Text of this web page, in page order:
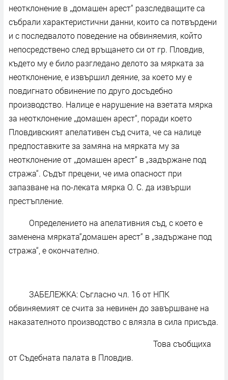
неотклонение в „домашен арест“ разследващите са
събрали характеристични данни, които са потвърдени
и с последвалото поведение на обвиняемия, който
непосредствено след връщането си от гр. Пловдив,
където му е било разгледано делото за мярката за
неотклонение, е извършил деяние, за което му е
повдигнато обвинение по друго досъдебно
производство. Налице е нарушение на взетата мярка
за неотклонение „домашен арест“, поради което
Пловдивският апелативен съд счита, че са налице
предпоставките за замяна на мярката му за
неотклонение от „домашен арест“ в „задържане под
стража“. Съдът прецени, че има опасност при
запазване на по-леката мярка О. С. да извърши
престъпление.
Определението на апелативния съд, с което е
заменена мярката“домашен арест“ в „задържане под
стража“, е окончателно.
ЗАБЕЛЕЖКА: Съгласно чл. 16 от НПК
обвиняемият се счита за невинен до завършване на
наказателното производство с влязла в сила присъда.
Това съобщиха
от Съдебната палата в Пловдив.